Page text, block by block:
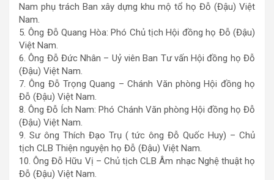
Nam phụ trách Ban xây dựng khu mộ tổ họ Đỗ (Đậu) Việt
Nam.
5. Ông Đỗ Quang Hòa: Phó Chủ tịch Hội đồng họ Đỗ (Đậu)
Việt Nam.
6. Ông Đỗ Đức Nhân – Uỷ viên Ban Tư vấn Hội đồng họ Đỗ
(Đậu) Việt Nam.
7. Ông Đỗ Trọng Quang – Chánh Văn phòng Hội đồng họ
Đỗ (Đậu) Việt Nam.
8. Ông Đỗ Ích Nam: Phó Chánh Văn phòng Hội đồng họ Đỗ
(Đậu) Việt Nam.
9. Sư ông Thích Đạo Trụ ( tức ông Đỗ Quốc Huy) – Chủ
tịch CLB Thiện nguyện họ Đỗ (Đậu) Việt Nam.
10. Ông Đỗ Hữu Vị – Chủ tịch CLB Âm nhạc Nghệ thuật họ
Đỗ (Đậu) Việt Nam.